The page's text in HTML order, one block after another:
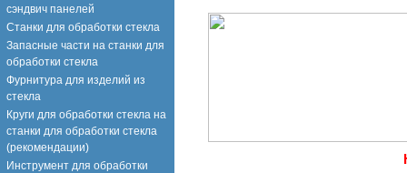
сэндвич панелей
Станки для обработки стекла
Запасные части на станки для
обработки стекла
Фурнитура для изделий из
стекла
Круги для обработки стекла на
станки для обработки стекла
(рекомендации)
Инструмент для обработки